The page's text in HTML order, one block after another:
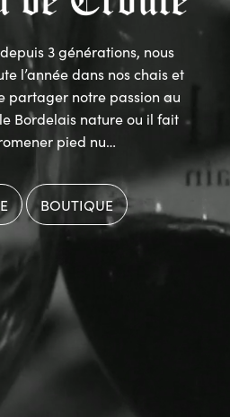
3 générations, nous
l’année dans nos chais et
partager notre passion au
Bordelais nature ou il fait
pied nu…
BOUTIQUE